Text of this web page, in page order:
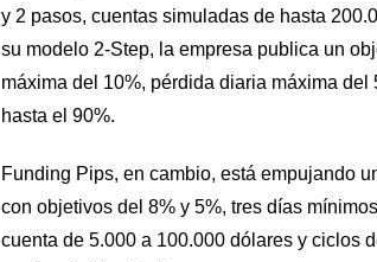
y 2 pasos, cuentas simuladas de hasta
su modelo 2-Step, la empresa publica un
máxima del 10%, pérdida diaria máxima
hasta el 90%.
Funding Pips, en cambio, está empujando
con objetivos del 8% y 5%, tres días
cuenta de 5.000 a 100.000 dólares y ciclos